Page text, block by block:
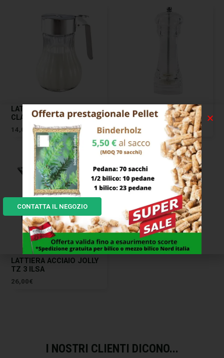
LATTIERA VETRO CC 250
CLASSIC TESCOMA
14,00 €
MACINA PEPE/SALE
ACRILICO CM 10 ILSA
9,00€
LATTIERA ACCIAIO JOLLY
TZ 3 ILSA
26,00€
I NOSTRI CLIENTI DICONO...
CONTATTA IL NEGOZIO